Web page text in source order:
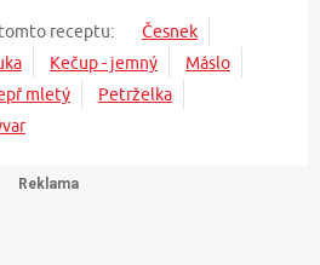
receptu:
Česnek
Kečup - jemný
Máslo
mletý
Petrželka